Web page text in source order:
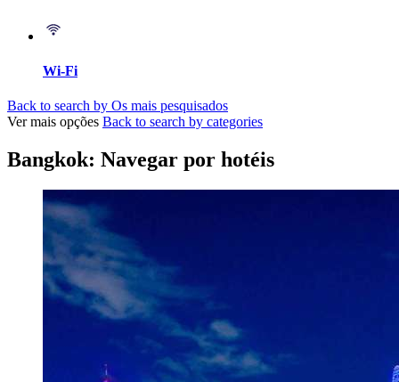
Wi-Fi
Back to search by Os mais pesquisados
Ver mais opções Back to search by categories
Bangkok: Navegar por hotéis